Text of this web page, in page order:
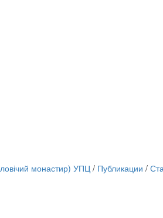
монастир) УПЦ/ Публикации /